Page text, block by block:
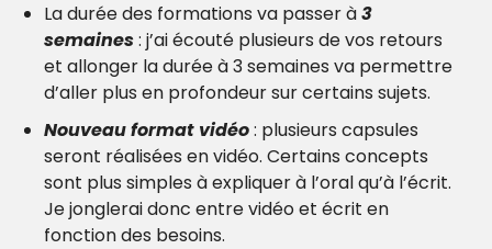
La durée des formations va passer à 3
semaines : j’ai écouté plusieurs de vos retours
et allonger la durée à 3 semaines va permettre
d’aller plus en profondeur sur certains sujets.
Nouveau format vidéo : plusieurs capsules
seront réalisées en vidéo. Certains concepts
sont plus simples à expliquer à l’oral qu’à l’écrit.
Je jonglerai donc entre vidéo et écrit en
fonction des besoins.